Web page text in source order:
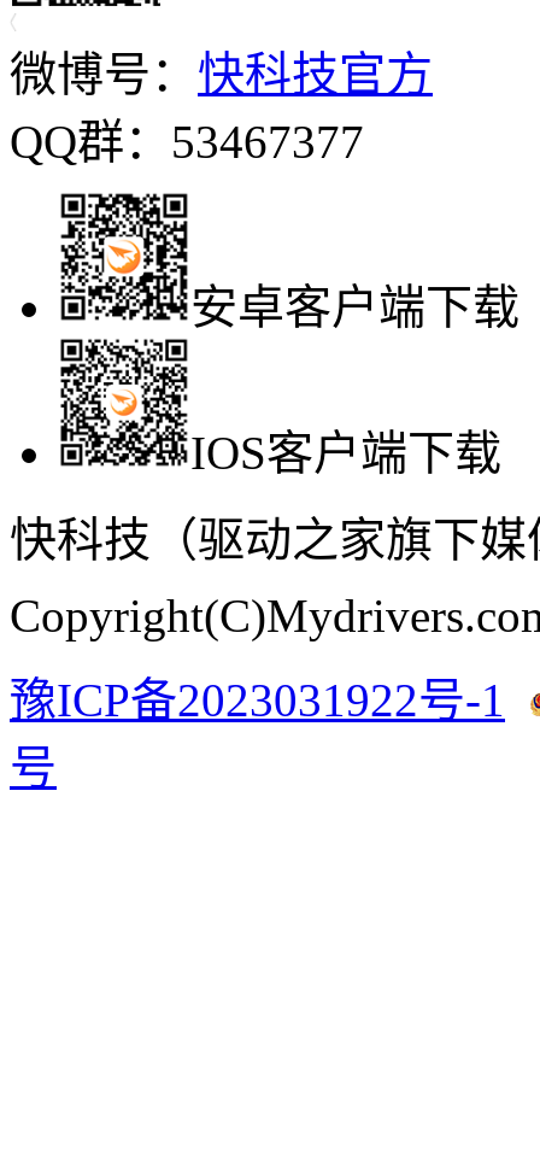
微博号： 快科技官方
QQ群：53467377
安卓客户端下载
IOS客户端下载
快科技（驱动之家旗下媒
豫ICP备2023031922号-1
号